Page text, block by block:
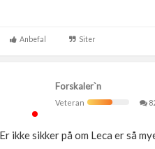
Anbefal Siter
Forskaler`n
Veteran
Er ikke sikker på om Leca er så